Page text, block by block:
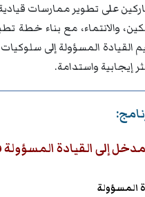
على تطوير ممارسات قيادية
والانتماء، مع بناء خطة
القيادة المسؤولة إلى
إيجابية واستدامة.
مدخل إلى القيادة
المسؤولة